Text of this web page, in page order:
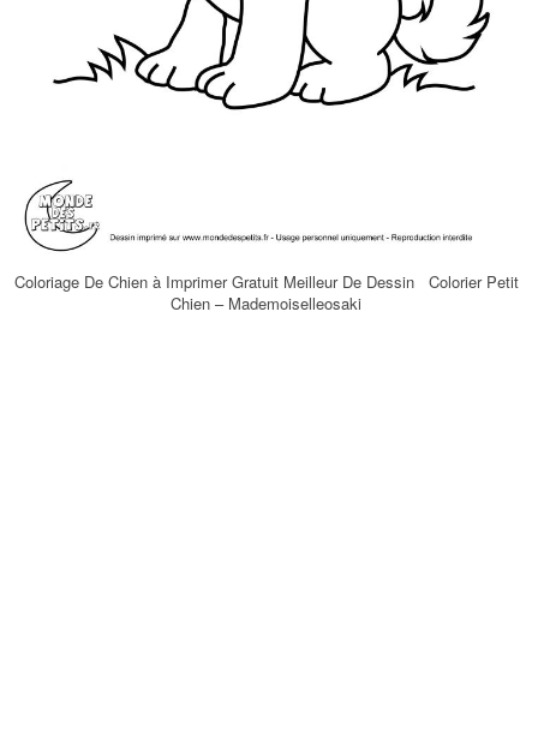
Coloriage De Chien à Imprimer Gratuit Meilleur De Dessin Colorier Petit
Chien – Mademoiselleosaki